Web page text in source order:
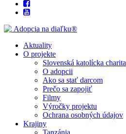
Aktuality
O projekte
Slovenská katolícka charita
O adopcii
Ako sa stať darcom
Prečo sa zapojiť
Filmy
Výročky projektu
Ochrana osobných údajov
Krajiny
Tanzánia